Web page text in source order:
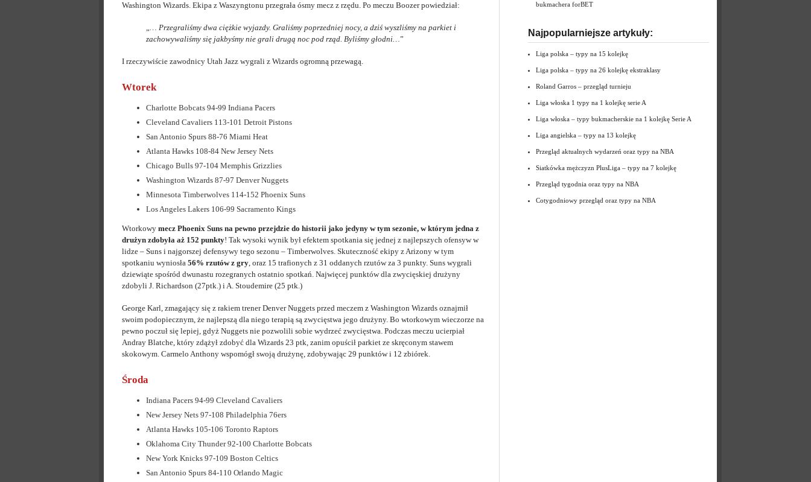
Washington Wizards. Ekipa z Waszyngtonu przegrała ósmy mecz z rzędu. Po meczu Boozer powiedział:
„… Przegraliśmy dwa ciężkie wyjazdy. Graliśmy poprzedniej nocy, a dziś wyszliśmy na parkiet i
zachowywaliśmy się jakbyśmy nie grali drugą noc pod rząd. Byliśmy głodni…”
I rzeczywiście zawodnicy Utah Jazz wygrali z Wizards ogromną przewagą.
Wtorek
Charlotte Bobcats 94-99 Indiana Pacers
Cleveland Cavaliers 113-101 Detroit Pistons
San Antonio Spurs 88-76 Miami Heat
Atlanta Hawks 108-84 New Jersey Nets
Chicago Bulls 97-104 Memphis Grizzlies
Washington Wizards 87-97 Denver Nuggets
Minnesota Timberwolves 114-152 Phoenix Suns
Los Angeles Lakers 106-99 Sacramento Kings
Wtorkowy mecz Phoenix Suns na pewno przejdzie do historii jako jedyny w tym sezonie, w którym jedna z
drużyn zdobyła aż 152 punkty! Tak wysoki wynik był efektem spotkania się jednej z najlepszych ofensyw w
lidze – Suns i najgorszej defensywy tego sezonu – Timberwolves. Skuteczność ekipy z Arizony w tym
spotkaniu wyniosła 56% rzutów z gry, oraz 15 trafionych z 31 oddanych rzutów za 3 punkty. Suns wygrali
dziewiąte spośród dwunastu rozegranych ostatnio spotkań. Najwięcej punktów dla zwycięskiej drużyny
zdobyli J. Richardson (27ptk.) i A. Stoudemire (25 ptk.)
George Karl, zmagający się z rakiem trener Denver Nuggets przed meczem z Washington Wizards oznajmił
swoim podopiecznym, że najlepszą dla niego terapią są zwycięstwa jego drużyny. Bo wtorkowym wieczorze na
pewno poczuł się lepiej, gdyż Nuggets nie pozwolili sobie wydrzeć zwycięstwa. Podczas meczu ucierpiał
Andray Blatche, który zdążył zdobyć dla Wizards 23 ptk, zanim opuścił parkiet ze skręconym stawem
skokowym. Carmelo Anthony wspomógł swoją drużynę, zdobywając 29 punktów i 12 zbiórek.
Środa
Indiana Pacers 94-99 Cleveland Cavaliers
New Jersey Nets 97-108 Philadelphia 76ers
Atlanta Hawks 105-106 Toronto Raptors
Oklahoma City Thunder 92-100 Charlotte Bobcats
New York Knicks 97-109 Boston Celtics
San Antonio Spurs 84-110 Orlando Magic
bukmachera forBET
Najpopularniejsze artykuły:
Liga polska – typy na 15 kolejkę
Liga polska – typy na 26 kolejkę ekstraklasy
Roland Garros – przegląd turnieju
Liga włoska 1 typy na 1 kolejkę serie A
Liga włoska – typy bukmacherskie na 1 kolejkę Serie A
Liga angielska – typy na 13 kolejkę
Przegląd aktualnych wydarzeń oraz typy na NBA
Siatkówka mężczyzn PlusLiga – typy na 7 kolejkę
Przegląd tygodnia oraz typy na NBA
Cotygodniowy przegląd oraz typy na NBA